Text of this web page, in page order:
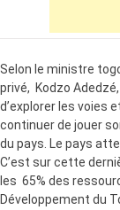
Selon le ministre
privé, Kodzo
d’explorer les voies
continuer de jouer
du pays. Le pays
C’est sur cette
les 65% des
Développement du